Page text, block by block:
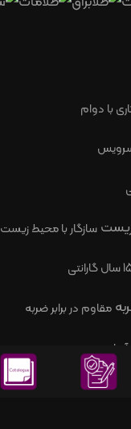
با دوام
سازگار با محیط زیست
مقاوم در برابر ضربه